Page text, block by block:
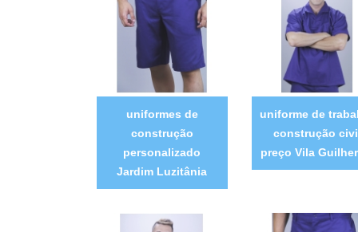
uniformes de
construção
personalizado
Jardim Luzitânia
uniforme de
construção
preço Vila